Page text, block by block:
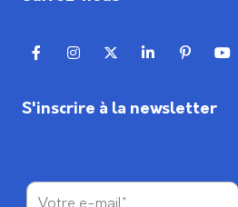
S'inscrire à la newsletter